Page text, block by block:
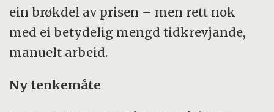
ein brøkdel av prisen – men rett nok
med ei betydelig mengd tidkrevjande,
manuelt arbeid.
Ny tenkemåte